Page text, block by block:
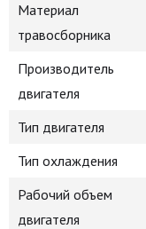
Материал
травосборника
Производитель
двигателя
Тип двигателя
Тип охлаждения
Рабочий объем
двигателя